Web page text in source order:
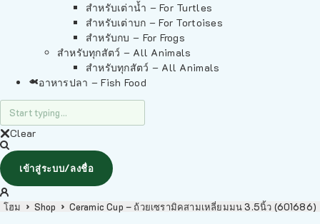
สำหรับเต่าน้ำ – For Turtles
สำหรับเต่าบก – For Tortoises
สำหรับกบ – For Frogs
สำหรับทุกสัตว์ – All Animals
สำหรับทุกสัตว์ – All Animals
อาหารปลา – Fish Food
Clear
เข้าสู่ระบบ/ลงชื่อ
โฮม Shop Ceramic Cup – ถ้วยเซรามิคสามเหลี่ยมมน 3.5นิ้ว (601686)